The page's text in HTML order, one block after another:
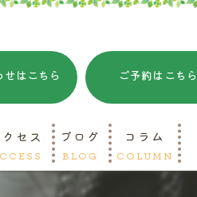
せはこちら ご予約はこちら
セス ブログ
BLOG
コラム
COLUMN